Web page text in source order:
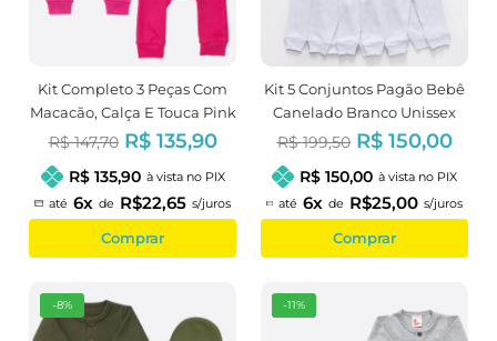
Kit Completo 3 Peças Com
Macacão, Calça E Touca Pink
Menina
R$ 147,70 R$ 135,90
R$ 135,90 à vista no PIX
até 6x de R$22,65 s/juros
Comprar
Kit 5 Conjuntos Pagão Bebê
Canelado Branco Unissex
R$ 199,50 R$ 150,00
R$ 150,00 à vista no PIX
até 6x de R$25,00 s/juros
Comprar
-8% -11%